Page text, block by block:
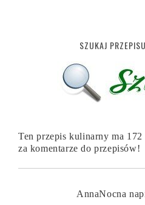
SZUKAJ
Ten przepis kulinarny ma
za komentarze do przepisów!
AnnaNocna